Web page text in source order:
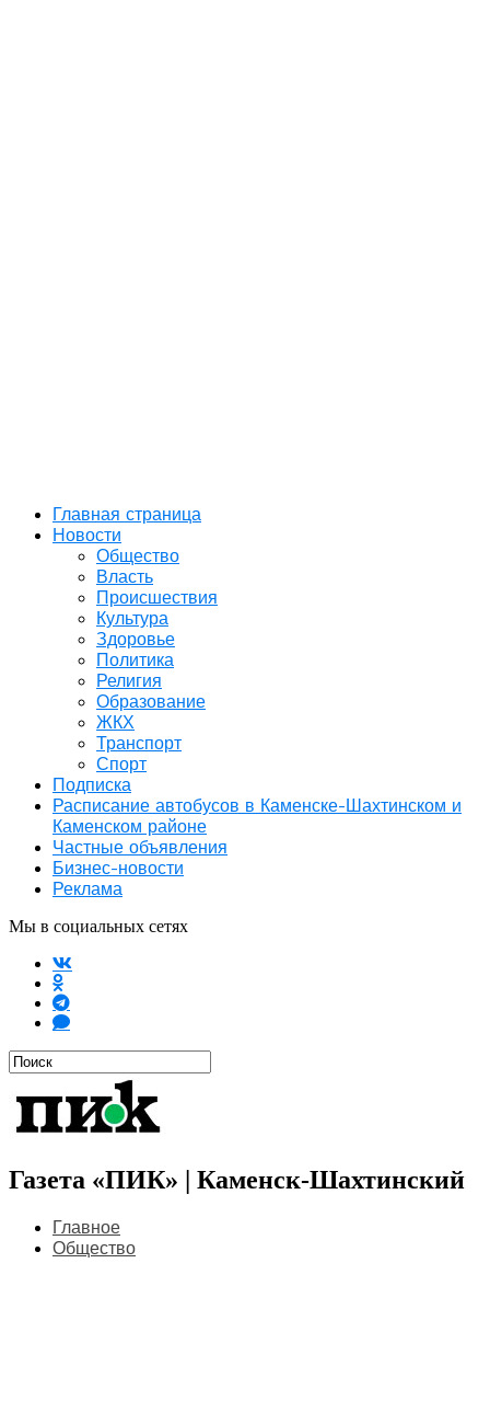
Главная страница
Новости
Общество
Власть
Происшествия
Культура
Здоровье
Политика
Религия
Образование
ЖКХ
Транспорт
Спорт
Подписка
Расписание автобусов в Каменске-Шахтинском и
Каменском районе
Частные объявления
Бизнес-новости
Реклама
Мы в социальных сетях
Газета «ПИК» | Каменск-Шахтинский
Главное
Общество